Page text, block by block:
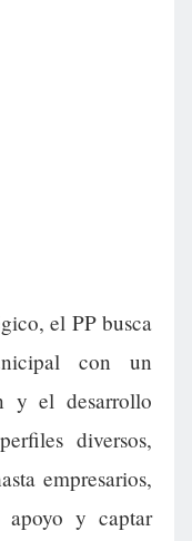
el PP busca
con un
y el desarrollo
diversos,
empresarios,
apoyo y captar